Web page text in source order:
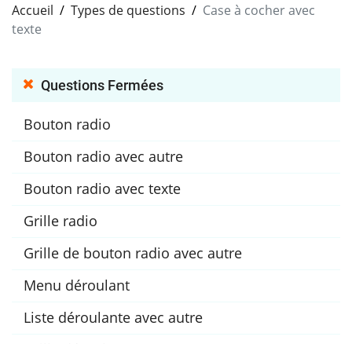
Accueil Types de questions
Case à cocher avec
texte
Questions Fermées
Bouton radio
Bouton radio avec autre
Bouton radio avec texte
Grille radio
Grille de bouton radio avec autre
Menu déroulant
Liste déroulante avec autre